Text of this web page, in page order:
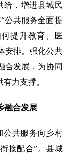
给，增进县城民
公共服务全面提
提升教育、医
安排。强化公共
合发展，为协同
力支撑。
融合发展
共服务向乡村
接配合”。县城